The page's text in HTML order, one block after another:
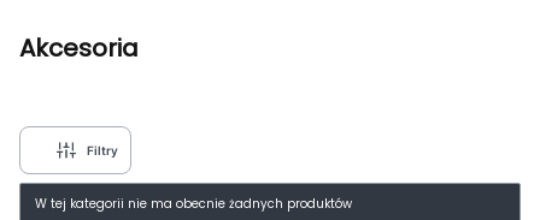
Akcesoria
Filtry
Lista produktów
W tej kategorii nie ma obecnie żadnych produktów